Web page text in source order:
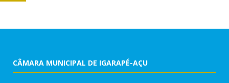
CÂMARA MUNICIPAL DE IGARAPÉ-AÇU